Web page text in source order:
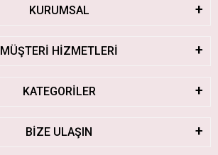
KURUMSAL
MÜŞTERİ HİZMETLERİ
KATEGORİLER
BİZE ULAŞIN